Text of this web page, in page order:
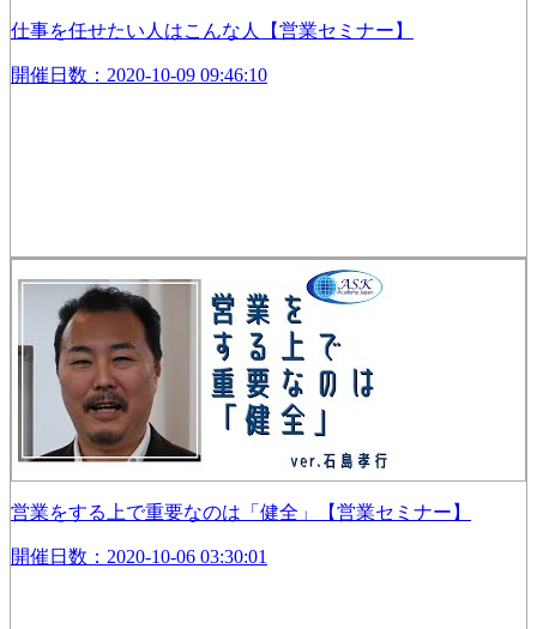
仕事を任せたい人はこんな人【営業セミナー】
開催日数：2020-10-09 09:46:10
営業をする上で重要なのは「健全」【営業セミナー】
開催日数：2020-10-06 03:30:01